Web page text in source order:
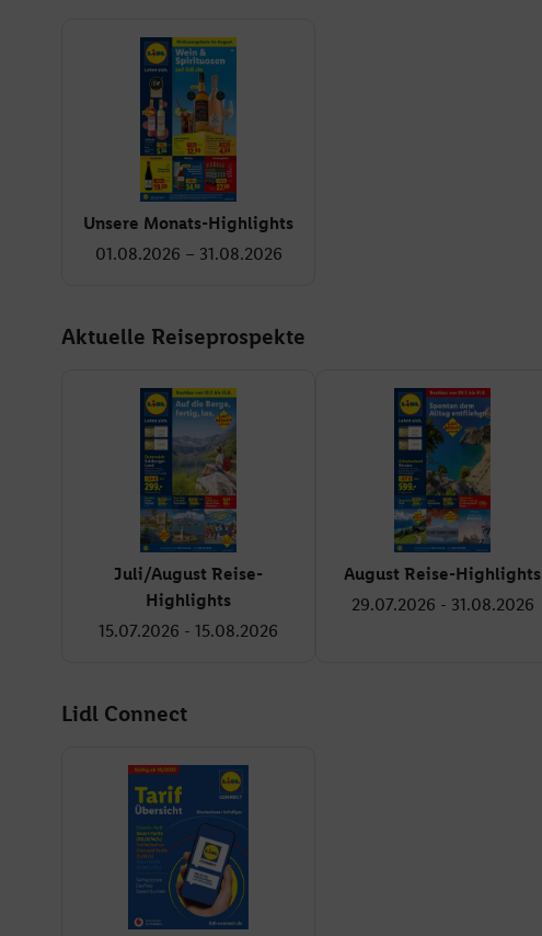
Unsere Monats-Highlights
01.08.2026 – 31.08.2026
Aktuelle Reiseprospekte
Juli/August Reise-
Highlights
15.07.2026 - 15.08.2026
August Reise-Highlights
29.07.2026 - 31.08.2026
Lidl Connect